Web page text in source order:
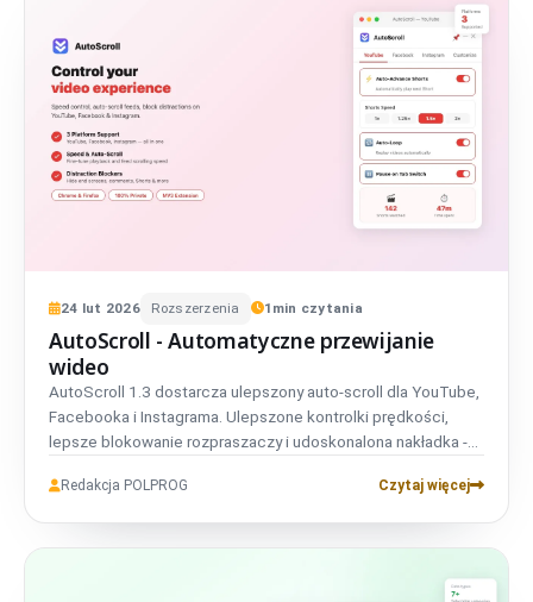
24 lut 2026 Rozszerzenia 1 min czytania
AutoScroll - Automatyczne przewijanie
wideo
AutoScroll 1.3 dostarcza ulepszony auto-scroll dla YouTube,
Facebooka i Instagrama. Ulepszone kontrolki prędkości,
lepsze blokowanie rozpraszaczy i udoskonalona nakładka -
Redakcja POLPROG Czytaj więcej